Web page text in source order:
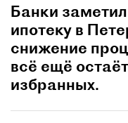
Банки
ипотеку в
снижение
всё ещё
избранных.